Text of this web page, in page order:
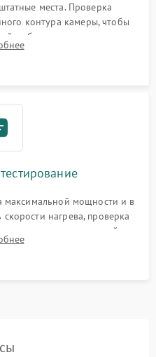
места. Проверка
контура камеры, чтобы
мебели и потерю тепла.
сборка корпуса шкафа.
максимальной мощности и в
нагрева, проверка
достижении заданной
утечек тока.